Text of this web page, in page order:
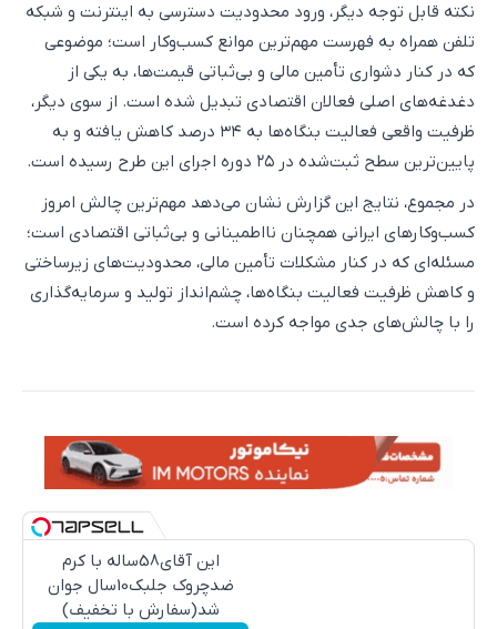
نکته قابل توجه دیگر، ورود محدودیت دسترسی به اینترنت و شبکه
تلفن همراه به فهرست مهم‌ترین موانع کسب‌وکار است؛ موضوعی
که در کنار دشواری تأمین مالی و بی‌ثباتی قیمت‌ها، به یکی از
دغدغه‌های اصلی فعالان اقتصادی تبدیل شده است. از سوی دیگر،
ظرفیت واقعی فعالیت بنگاه‌ها به ۳۴ درصد کاهش یافته و به
پایین‌ترین سطح ثبت‌شده در ۲۵ دوره اجرای این طرح رسیده است.
در مجموع، نتایج این گزارش نشان می‌دهد مهم‌ترین چالش امروز
کسب‌وکارهای ایرانی همچنان نااطمینانی و بی‌ثباتی اقتصادی است؛
مسئله‌ای که در کنار مشکلات تأمین مالی، محدودیت‌های زیرساختی
و کاهش ظرفیت فعالیت بنگاه‌ها، چشم‌انداز تولید و سرمایه‌گذاری
را با چالش‌های جدی مواجه کرده است.
این آقای58ساله با کرم
ضدچروک جلبک10سال جوان
شد(سفارش با تخفیف)